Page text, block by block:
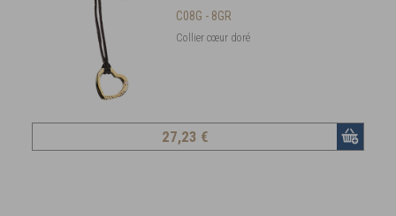
C08G - 8GR
Collier cœur doré
27,23 €